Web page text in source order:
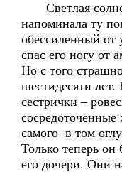
Светлая
напоминала ту
обессиленный от
спас его ногу от
Но с того
шестидесяти лет.
сестрички –
сосредоточенные
самого в том
Только теперь
его дочери. Они